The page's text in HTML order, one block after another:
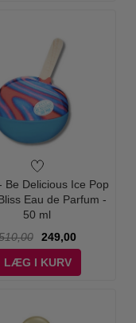
Be Delicious Ice Pop
Eau de Parfum -
50 ml
249,00
LÆG I KURV